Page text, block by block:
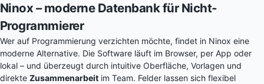
Ninox – moderne Datenbank für Nicht-
Programmierer
Wer auf Programmierung verzichten möchte, findet in Ninox eine
moderne Alternative. Die Software läuft im Browser, per App oder
lokal – und überzeugt durch intuitive Oberfläche, Vorlagen und
direkte Zusammenarbeit im Team. Felder lassen sich flexibel